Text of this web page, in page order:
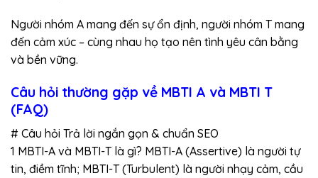
Người nhóm A mang đến sự ổn định, người nhóm T mang
đến cảm xúc – cùng nhau họ tạo nên tình yêu cân bằng
và bền vững.
Câu hỏi thường gặp về MBTI A và MBTI T
(FAQ)
# Câu hỏi Trả lời ngắn gọn & chuẩn SEO
1 MBTI-A và MBTI-T là gì? MBTI-A (Assertive) là người tự
tin, điềm tĩnh; MBTI-T (Turbulent) là người nhạy cảm, cầu